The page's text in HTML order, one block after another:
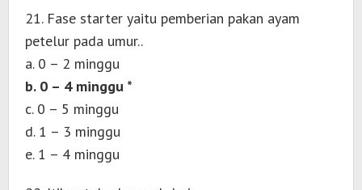
21. Fase starter yaitu pemberian pakan ayam
petelur pada umur..
a. 0 – 2 minggu
b. 0 – 4 minggu *
c. 0 – 5 minggu
d. 1 – 3 minggu
e. 1 – 4 minggu